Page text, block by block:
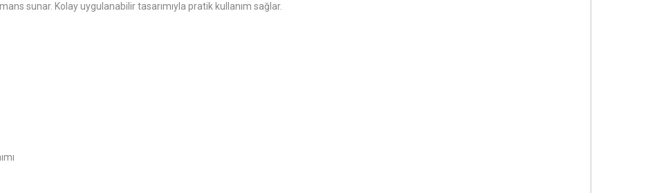
sunar. Kolay uygulanabilir tasarımıyla pratik kullanım sağlar.